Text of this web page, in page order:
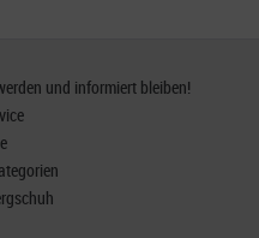
und informiert bleiben!